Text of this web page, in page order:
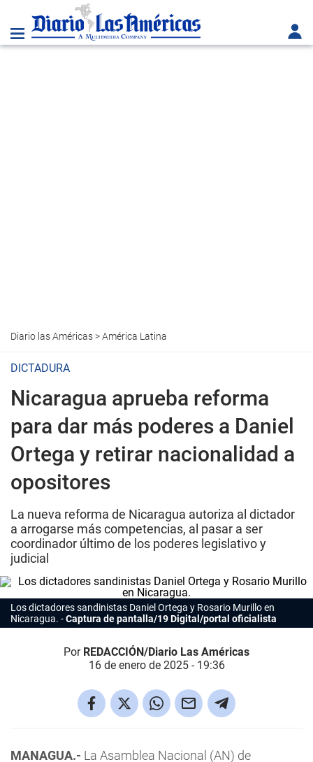
Diario las Américas>América Latina
DICTADURA
Nicaragua aprueba reforma
para dar más poderes a Daniel
Ortega y retirar nacionalidad a
opositores
La nueva reforma de Nicaragua autoriza al dictador
a arrogarse más competencias, al pasar a ser
coordinador último de los poderes legislativo y
judicial
Los dictadores sandinistas Daniel Ortega y Rosario Murillo en
Nicaragua.
Captura de pantalla/19 Digital/portal oficialista
Por REDACCIÓN/Diario Las Américas
16 de enero de 2025 - 19:36
MANAGUA.- La Asamblea Nacional (AN) de